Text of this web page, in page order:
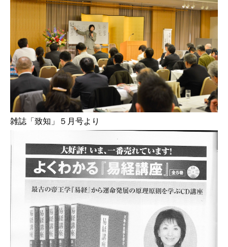
雑誌「致知」５月号より